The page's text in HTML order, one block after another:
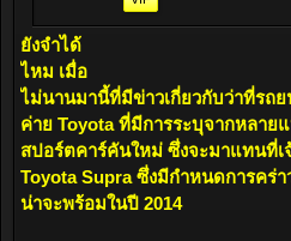
ยังจำได้
ไหม เมื่อ
ไม่นานมานี้ที่มีข่าวเกี่ยวกับว่าที่รถ
ค่าย Toyota ที่มีการระบุจากหลา
สปอร์ตคาร์คันใหม่ ซึ่งจะมาแทนที่
Toyota Supra ซึ่งมีกำหนดการคร่า
น่าจะพร้อมในปี 2014